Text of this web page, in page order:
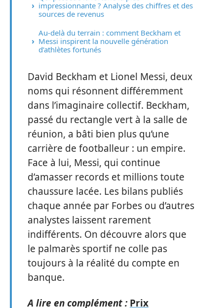
impressionnante ? Analyse des chiffres et des
sources de revenus
Au-delà du terrain : comment Beckham et
Messi inspirent la nouvelle génération
d’athlètes fortunés
David Beckham et Lionel Messi, deux
noms qui résonnent différemment
dans l’imaginaire collectif. Beckham,
passé du rectangle vert à la salle de
réunion, a bâti bien plus qu’une
carrière de footballeur : un empire.
Face à lui, Messi, qui continue
d’amasser records et millions toute
chaussure lacée. Les bilans publiés
chaque année par Forbes ou d’autres
analystes laissent rarement
indifférents. On découvre alors que
le palmarès sportif ne colle pas
toujours à la réalité du compte en
banque.
A lire en complément : Prix